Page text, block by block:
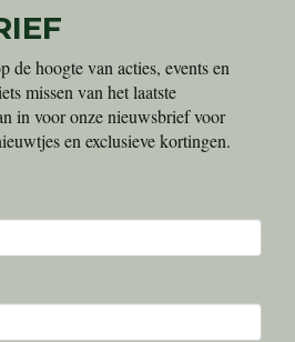
de hoogte van acties, events en
missen van het laatste
in voor onze nieuwsbrief voor
en exclusieve kortingen.